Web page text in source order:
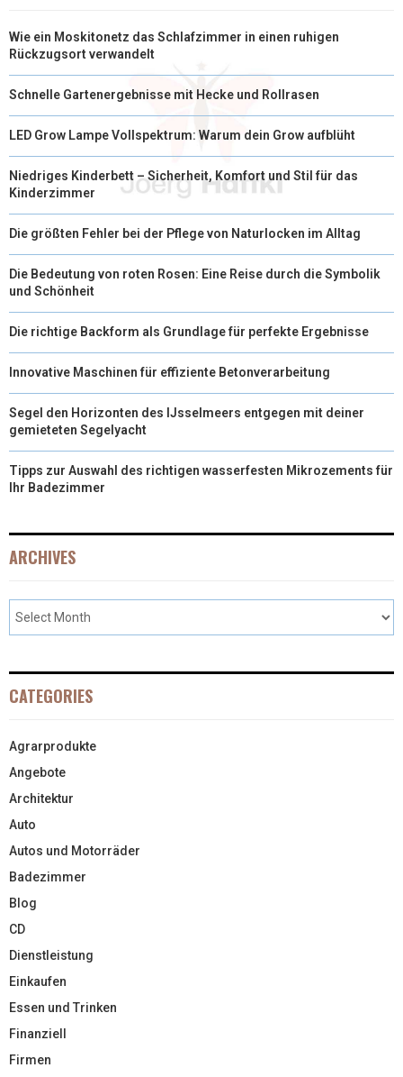
Wie ein Moskitonetz das Schlafzimmer in einen ruhigen
Rückzugsort verwandelt
Schnelle Gartenergebnisse mit Hecke und Rollrasen
LED Grow Lampe Vollspektrum: Warum dein Grow aufblüht
Niedriges Kinderbett – Sicherheit, Komfort und Stil für das
Kinderzimmer
Die größten Fehler bei der Pflege von Naturlocken im Alltag
Die Bedeutung von roten Rosen: Eine Reise durch die Symbolik
und Schönheit
Die richtige Backform als Grundlage für perfekte Ergebnisse
Innovative Maschinen für effiziente Betonverarbeitung
Segel den Horizonten des IJsselmeers entgegen mit deiner
gemieteten Segelyacht
Tipps zur Auswahl des richtigen wasserfesten Mikrozements für
Ihr Badezimmer
ARCHIVES
CATEGORIES
Agrarprodukte
Angebote
Architektur
Auto
Autos und Motorräder
Badezimmer
Blog
CD
Dienstleistung
Einkaufen
Essen und Trinken
Finanziell
Firmen